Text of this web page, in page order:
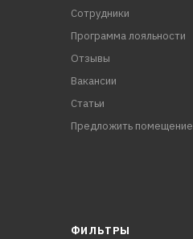
Сотрудники
Программа лояльности
Отзывы
Вакансии
Статьи
Предложить помещение
ФИЛЬТРЫ